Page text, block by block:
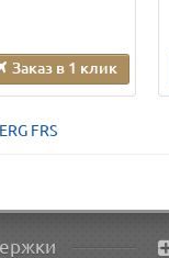
Заказ в 1 клик
FRS